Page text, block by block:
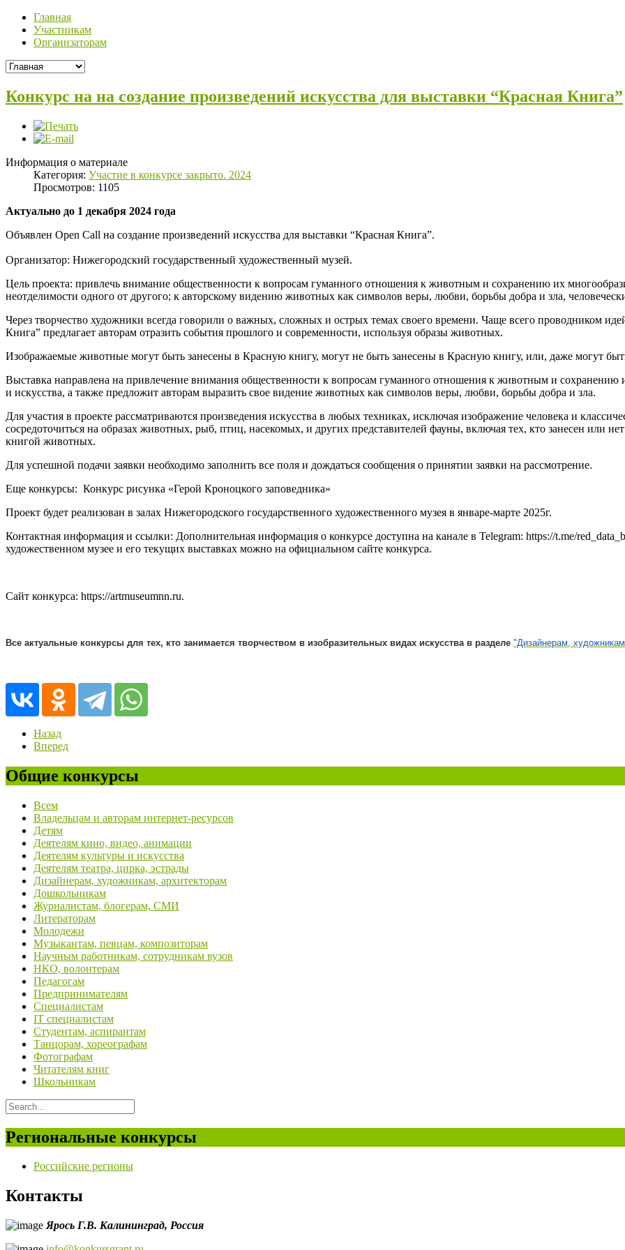
Главная
Участникам
Организаторам
Конкурс на на создание произведений искусства для выставки “Красная Книга”
Информация о материале
Категория: Участие в конкурсе закрыто. 2024
Просмотров: 1105
Актуально до 1 декабря 2024 года
Объявлен Open Call на создание произведений искусства для выставки “Красная Книга”.
Организатор: Нижегородский государственный художественный музей.
Цель проекта: привлечь внимание общественности к вопросам гуманного отношения к животным и сохранению их
неотделимости одного от другого; к авторскому видению животных как символов веры, любви, борьбы добра и зла,
Через творчество художники всегда говорили о важных, сложных и острых темах своего времени. Чаще всего проводником
Книга” предлагает авторам отразить события прошлого и современности, используя образы животных.
Изображаемые животные могут быть занесены в Красную книгу, могут не быть занесены в Красную книгу, или, даже могут
Выставка направлена на привлечение внимания общественности к вопросам гуманного отношения к животным и
и искусства, а также предложит авторам выразить свое видение животных как символов веры, любви, борьбы добра и зла.
Для участия в проекте рассматриваются произведения искусства в любых техниках, исключая изображение человека и
сосредоточиться на образах животных, рыб, птиц, насекомых, и других представителей фауны, включая тех, кто занесен или
книгой животных.
Для успешной подачи заявки необходимо заполнить все поля и дождаться сообщения о принятии заявки на рассмотрение.
Еще конкурсы: Конкурс рисунка «Герой Кроноцкого заповедника»
Проект будет реализован в залах Нижегородского государственного художественного музея в январе-марте 2025г.
Контактная информация и ссылки: Дополнительная информация о конкурсе доступна на канале в Telegram: https://t.me/
художественном музее и его текущих выставках можно на официальном сайте конкурса.
Сайт конкурса: https://artmuseumnn.ru.
Все актуальные конкурсы для тех, кто занимается творчеством в изобразительных видах искусства в разделе "Дизайнерам,
Назад
Вперед
Общие конкурсы
Всем
Владельцам и авторам интернет-ресурсов
Детям
Деятелям кино, видео, анимации
Деятелям культуры и искусства
Деятелям театра, цирка, эстрады
Дизайнерам, художникам, архитекторам
Дошкольникам
Журналистам, блогерам, СМИ
Литераторам
Молодежи
Музыкантам, певцам, композиторам
Научным работникам, сотрудникам вузов
НКО, волонтерам
Педагогам
Предпринимателям
Специалистам
IT специалистам
Студентам, аспирантам
Танцорам, хореографам
Фотографам
Читателям книг
Школьникам
Региональные конкурсы
Российские регионы
Контакты
Ярось Г.В. Калининград, Россия